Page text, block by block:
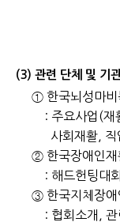
(3) 관련 단체 및 기
① 한국뇌성마
: 주요사업(재
사회재활, 직
② 한국장애인
: 해드헌팅대
③ 한국지체장
: 협회소개, 관